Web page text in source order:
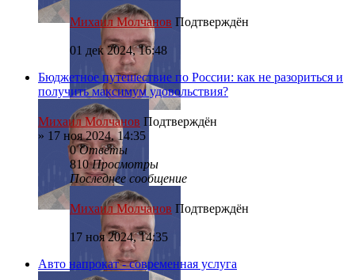
Михаил Молчанов Подтверждён
01 дек 2024, 16:48
Бюджетное путешествие по России: как не разориться и
получить максимум удовольствия?
Михаил Молчанов Подтверждён
» 17 ноя 2024, 14:35
0Ответы
810Просмотры
Последнее сообщение
Михаил Молчанов Подтверждён
17 ноя 2024, 14:35
Авто напрокат - современная услуга